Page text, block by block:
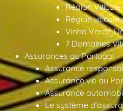
Région
Région viticole
Vinho Verde
7 Domaines
Assurances au Portugal
Assurance
Assurance vie au
Assurance
Le système